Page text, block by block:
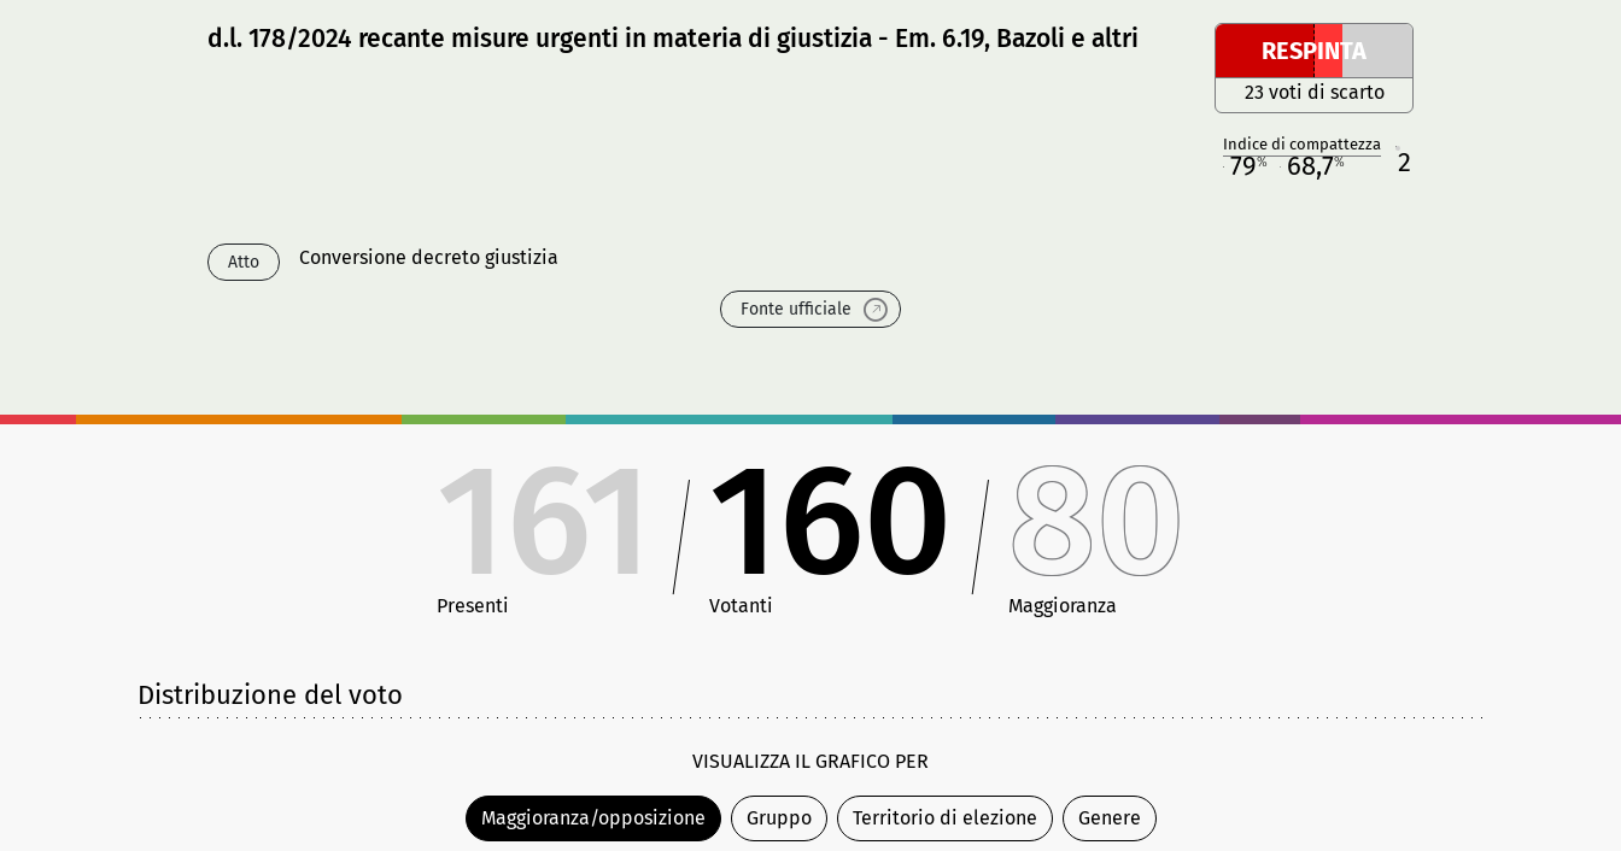
d.l. 178/2024 recante misure urgenti in materia di giustizia - Em. 6.19, Bazoli e altri RESPINTA
23 voti di scarto
Indice di compattezza
79% 68,7% 2
Atto Conversione decreto giustizia
Fonte ufficiale
161
Presenti 160
Votanti 80
Maggioranza
Distribuzione del voto
VISUALIZZA IL GRAFICO PER
Maggioranza/opposizione Gruppo Territorio di elezione Genere